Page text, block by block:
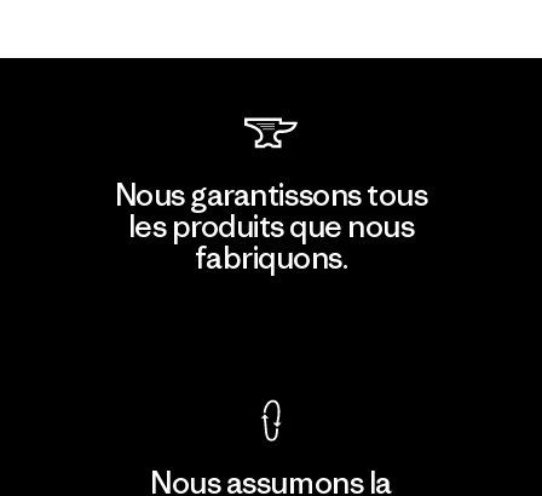
Nous garantissons tous
les produits que nous
fabriquons.
Nous assumons la